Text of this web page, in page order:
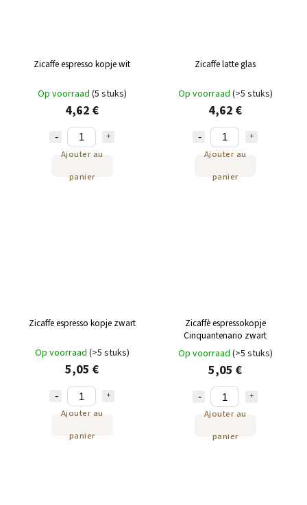
Zicaffe espresso kopje wit
Op voorraad (5 stuks)
4,62 €
Ajouter au
panier
Zicaffe latte glas
Op voorraad (>5 stuks)
4,62 €
Ajouter au
panier
Zicaffe espresso kopje zwart
Op voorraad (>5 stuks)
5,05 €
Ajouter au
panier
Zicaffè espressokopje
Cinquantenario zwart
Op voorraad (>5 stuks)
5,05 €
Ajouter au
panier